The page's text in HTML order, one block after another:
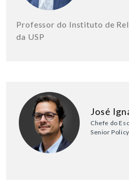
Professor do Instituto de
da USP
José
Chefe do
Senior